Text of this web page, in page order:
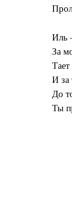
Иль
За
И за
До
Ты